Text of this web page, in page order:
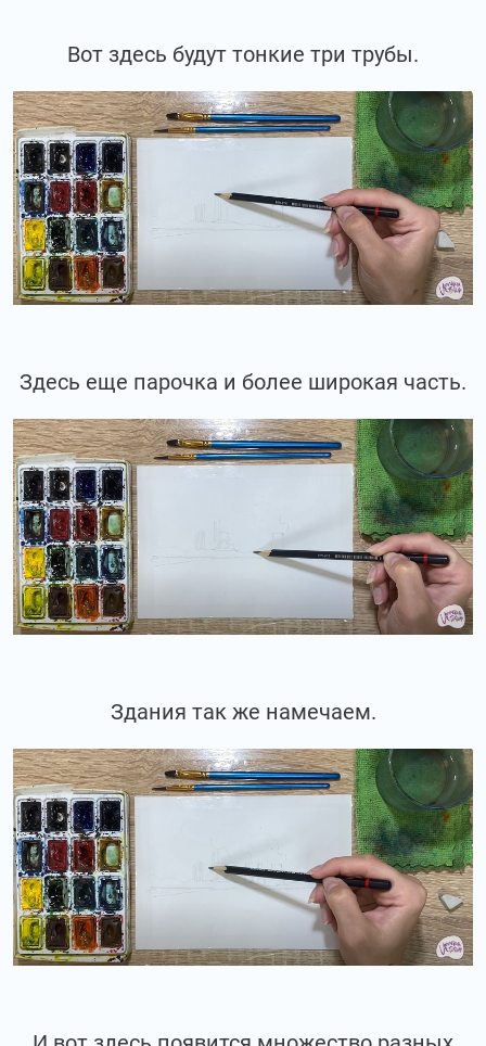
Вот здесь будут тонкие три трубы.
Здесь еще парочка и более широкая часть.
Здания так же намечаем.